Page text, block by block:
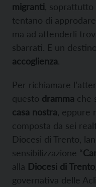
migranti ,
tentano di
ma ad attenderli
sbarrati. E un
accoglienza.
Per richiamare
questo dramma che
casa nostra ,
composta da sei
Diocesi di Trento,
sensibilizzazione “
alla Diocesi di Trento
governativa delle